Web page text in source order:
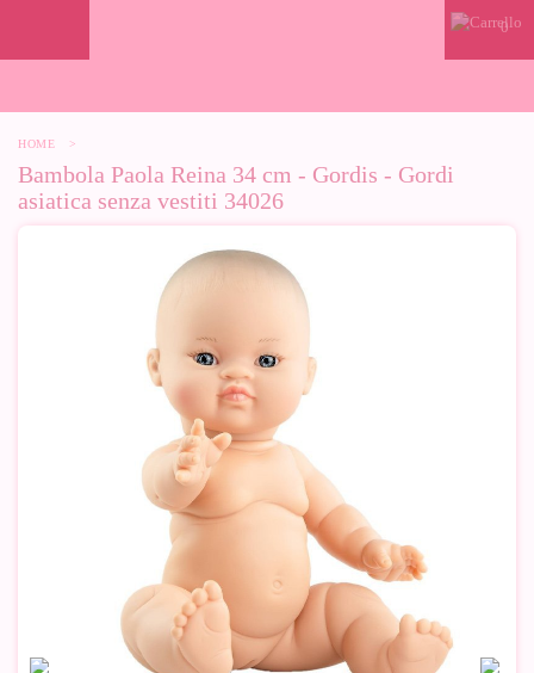
0
HOME >
Bambola Paola Reina 34 cm - Gordis - Gordi
asiatica senza vestiti 34026